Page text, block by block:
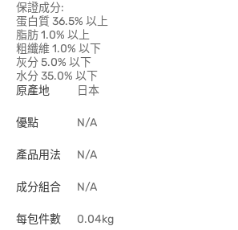
保證成分:
蛋白質 36.5% 以上
脂肪 1.0% 以上
粗纖維 1.0% 以下
灰分 5.0% 以下
水分 35.0% 以下
原產地
日本
優點 N/A
產品用法 N/A
成分組合 N/A
每包件數 0.04kg